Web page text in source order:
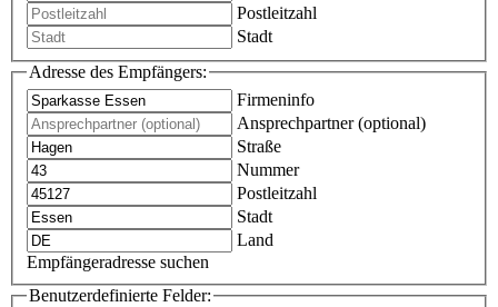
Postleitzahl
Stadt
Adresse des Empfängers:
Firmeninfo
Ansprechpartner (optional)
Straße
Nummer
Postleitzahl
Stadt
Land
Empfängeradresse suchen
Benutzerdefinierte Felder: